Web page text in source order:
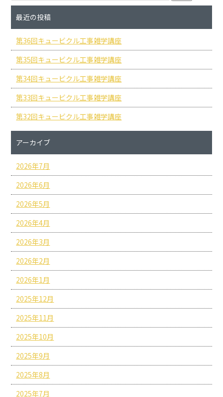
最近の投稿
第36回キュービクル工事雑学講座
第35回キュービクル工事雑学講座
第34回キュービクル工事雑学講座
第33回キュービクル工事雑学講座
第32回キュービクル工事雑学講座
アーカイブ
2026年7月
2026年6月
2026年5月
2026年4月
2026年3月
2026年2月
2026年1月
2025年12月
2025年11月
2025年10月
2025年9月
2025年8月
2025年7月